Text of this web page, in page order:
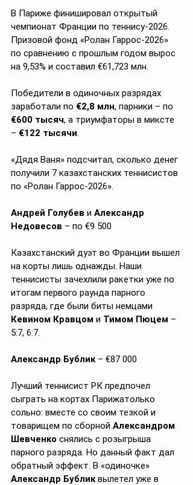
В Париже финишировал открытый
чемпионат Франции по теннису-2026.
Призовой фонд «Ролан Гаррос-2026»
по сравнению с прошлым годом вырос
на 9,53% и составил €61,723 млн.
Победители в одиночных разрядах
заработали по €2,8 млн, парники – по
€600 тысяч, а триумфаторы в миксте
– €122 тысячи.
«Дядя Ваня» подсчитал, сколько денег
получили 7 казахстанских теннисистов
по «Ролан Гаррос-2026».
Андрей Голубев и Александр
Недовесов – по €9 500
Казахстанский дуэт во Франции вышел
на корты лишь однажды. Наши
теннисисты зачехлили ракетки уже по
итогам первого раунда парного
разряда, где были биты немцами
Кевином Кравцом и Тимом Пюцем –
5:7, 6:7.
Александр Бублик – €87 000
Лучший теннисист РК предпочел
сыграть на кортах Парижатолько
сольно: вместе со своим тезкой и
товарищем по сборной Александром
Шевченко снялись с розыгрыша
парного разряда. Но данный факт дал
обратный эффект. В «одиночке»
Александр Бублик вылетел уже в